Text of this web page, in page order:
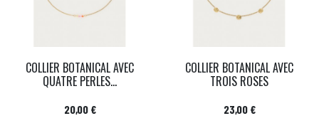
COLLIER BOTANICAL AVEC
QUATRE PERLES...
Prix
20,00 €
COLLIER BOTANICAL AVEC
TROIS ROSES
Prix
23,00 €